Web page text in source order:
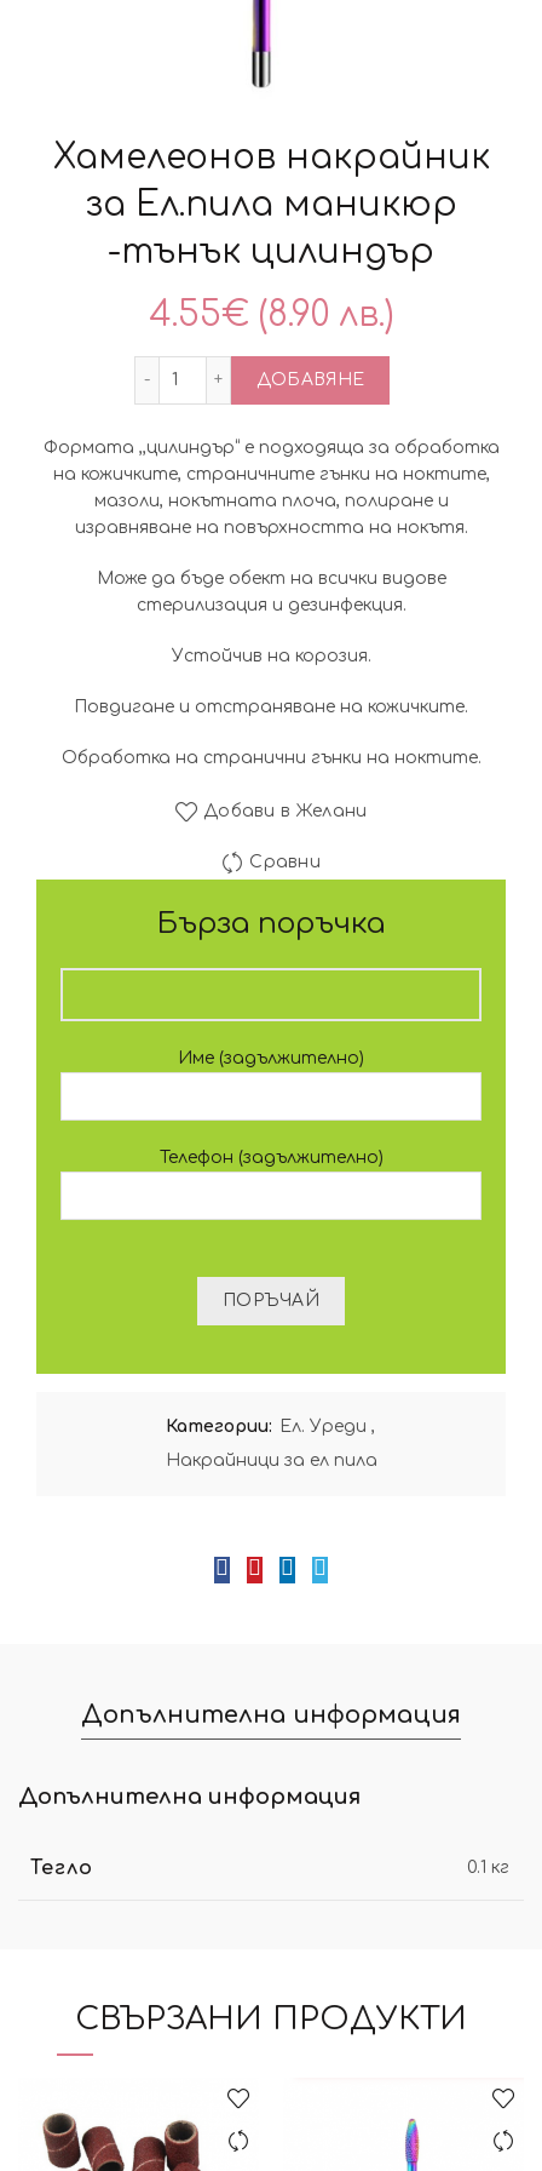
Хамелеонов накрайник
за Ел.пила маникюр
-тънък цилиндър
4.55€ (8.90 лв.)
количество за Хамелеонов
ДОБАВЯНЕ
Формата ,,цилиндър“ е подходяща за обработка
на кожичките, страничните гънки на ноктите,
мазоли, нокътната плоча, полиране и
изравняване на повърхността на нокътя.
Може да бъде обект на всички видове
стерилизация и дезинфекция.
Устойчив на корозия.
Повдигане и отстраняване на кожичките.
Обработка на странични гънки на ноктите.
Добави в Желани
Сравни
Бърза поръчка
Име (задължително)
Телефон (задължително)
Категории: Ел. Уреди ,
Накрайници за ел пила
Допълнителна информация
Допълнителна информация
Тегло 0.1 кг
СВЪРЗАНИ ПРОДУКТИ